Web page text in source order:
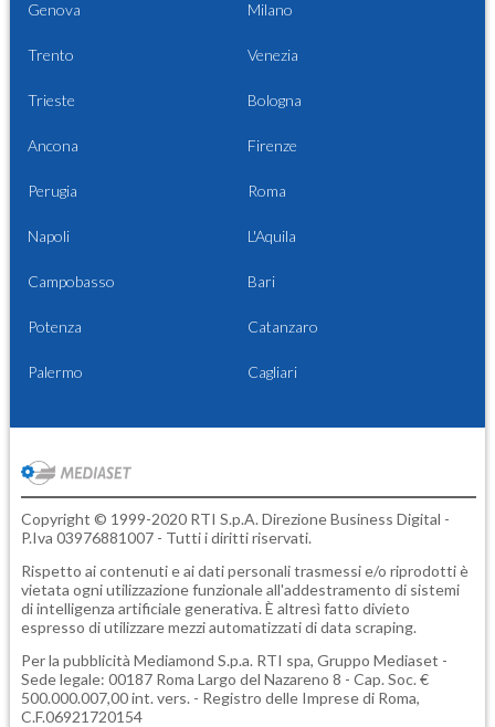
Genova Milano
Trento Venezia
Trieste Bologna
Ancona Firenze
Perugia Roma
Napoli L'Aquila
Campobasso Bari
Potenza Catanzaro
Palermo Cagliari
Copyright © 1999-2020 RTI S.p.A. Direzione Business Digital -
P.Iva 03976881007 - Tutti i diritti riservati.
Rispetto ai contenuti e ai dati personali trasmessi e/o riprodotti è
vietata ogni utilizzazione funzionale all'addestramento di sistemi
di intelligenza artificiale generativa. È altresì fatto divieto
espresso di utilizzare mezzi automatizzati di data scraping.
Per la pubblicità Mediamond S.p.a. RTI spa, Gruppo Mediaset -
Sede legale: 00187 Roma Largo del Nazareno 8 - Cap. Soc. €
500.000.007,00 int. vers. - Registro delle Imprese di Roma,
C.F.06921720154